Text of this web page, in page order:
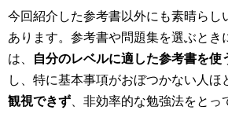
今回紹介した参考書以外にも素晴らし
あります。参考書や問題集を選ぶとき
は、
自分のレベルに適した参考書を使
し、特に基本事項がおぼつかない人ほ
観視できず 、非効率的な勉強法をとっ